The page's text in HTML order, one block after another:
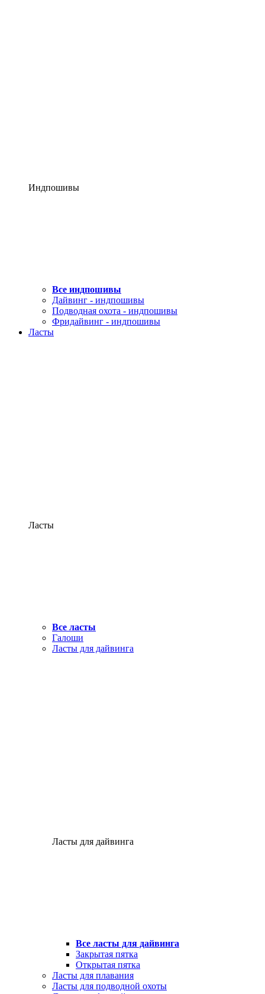
Индпошивы
Все индпошивы
Дайвинг - индпошивы
Подводная охота - индпошивы
Фридайвинг - индпошивы
Ласты
Ласты
Все ласты
Галоши
Ласты для дайвинга
Ласты для дайвинга
Все ласты для дайвинга
Закрытая пятка
Открытая пятка
Ласты для плавания
Ласты для подводной охоты